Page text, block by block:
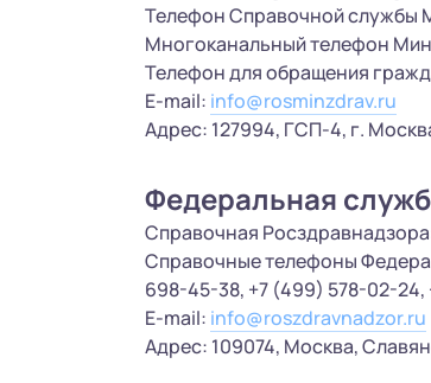
Телефон Справочной службы
Многоканальный телефон
Телефон для обращения
E-mail: info@rosminzdrav.ru
Адрес: 127994, ГСП-4, г.
Федеральная
Справочная
Справочные телефоны
698-45-38, +7 (499) 578-02-
E-mail: info@roszdravnadzor.ru
Адрес: 109074, Москва,